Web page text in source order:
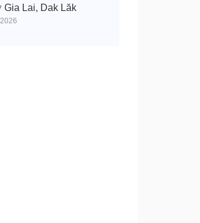
Gia Lai, Dak Lăk